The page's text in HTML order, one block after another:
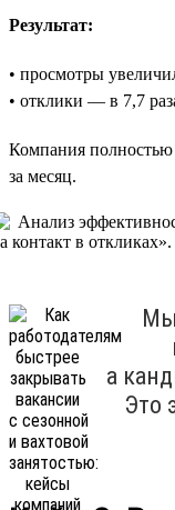
Результат:
• просмотры
• отклики — в 7,7
Компания полностью
за месяц.
Мы
а
Это